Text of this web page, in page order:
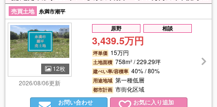
売買土地
糸満市潮平
12枚
2026/08/06更新
原野 相談
3,439.5万円
坪単価 15万円
土地面積 758m² / 229.29坪
建ぺい率/容積率 40% / 80%
用途地域 第一種低層
都市計画 市街化区域
お問い合わせ お気に入り追加